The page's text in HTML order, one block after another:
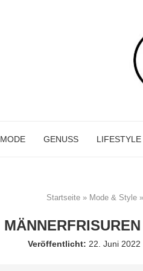
MODE GENUSS LIFESTYLE
Startseite » Mode & Style »
Veröffentlicht: 22. Juni 2022